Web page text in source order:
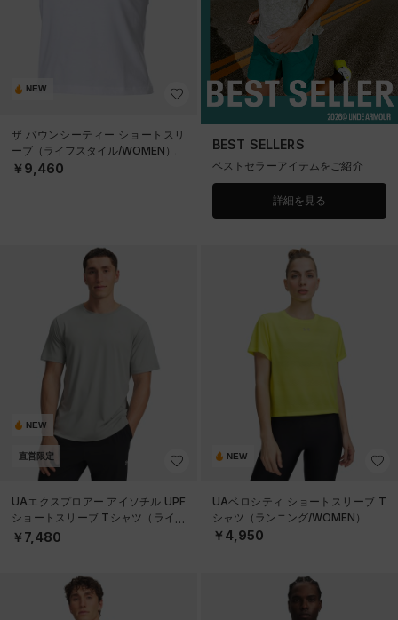
NEW
ザ バウンシーティー ショートスリ
ーブ（ライフスタイル/WOMEN）
￥9,460
BEST SELLERS
ベストセラーアイテムをご紹介
詳細を見る
NEW
直営限定
UAエクスプロアー アイソチル UPF
ショートスリーブ Tシャツ（ライフ
スタイル/MEN）
￥7,480
NEW
UAベロシティ ショートスリーブ T
シャツ（ランニング/WOMEN）
￥4,950